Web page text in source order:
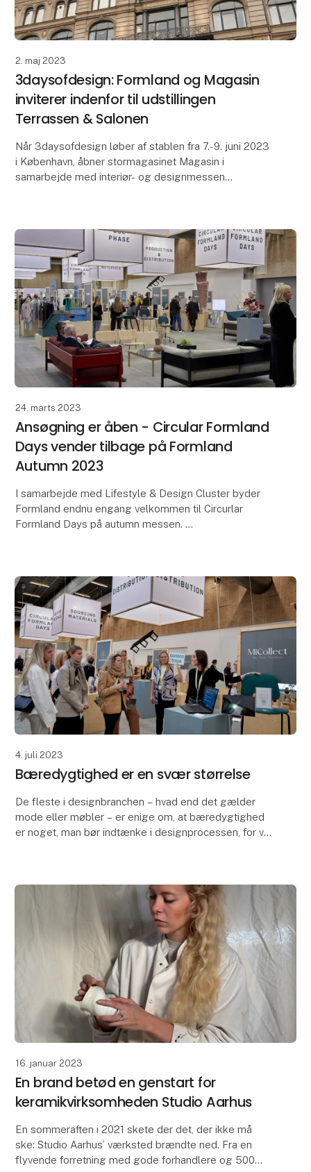
2. maj 2023
3daysofdesign: Formland og Magasin
inviterer indenfor til udstillingen
Terrassen & Salonen
Når 3daysofdesign løber af stablen fra 7.-9. juni 2023
i København, åbner stormagasinet Magasin i
samarbejde med interiør- og designmessen
24. marts 2023
Ansøgning er åben - Circular Formland
Days vender tilbage på Formland
Autumn 2023
I samarbejde med Lifestyle & Design Cluster byder
Formland endnu engang velkommen til Circurlar
Formland Days på autumn messen.
4. juli 2023
Bæredygtighed er en svær størrelse
De fleste i designbranchen – hvad end det gælder
mode eller møbler – er enige om, at bæredygtighed
er noget, man bør indtænke i designprocessen, for vi
16. januar 2023
En brand betød en genstart for
keramikvirksomheden Studio Aarhus
En sommeraften i 2021 skete der det, der ikke må
ske: Studio Aarhus’ værksted brændte ned. Fra en
flyvende forretning med gode forhandlere og 500